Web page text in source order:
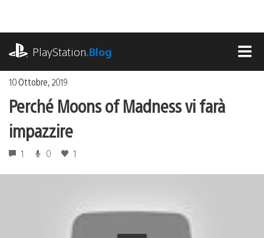
contenuto
PlayStation.Blog
10 Ottobre, 2019
Perché Moons of Madness vi farà
impazzire
1 0 1